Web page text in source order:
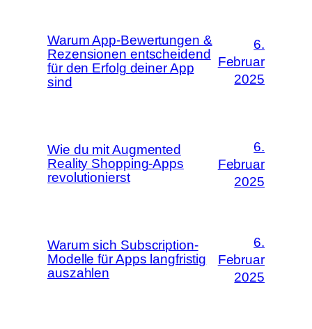
Warum App-Bewertungen &
Rezensionen entscheidend
für den Erfolg deiner App
sind
6.
Februar
2025
Wie du mit Augmented
Reality Shopping-Apps
revolutionierst
6.
Februar
2025
Warum sich Subscription-
Modelle für Apps langfristig
auszahlen
6.
Februar
2025